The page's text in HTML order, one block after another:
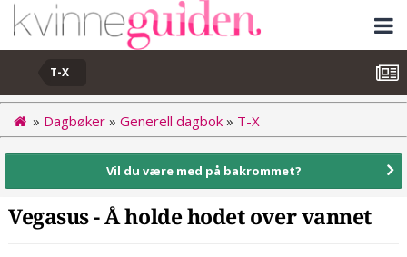
T-X
» Dagbøker » Generell dagbok » T-X
Vil du være med på bakrommet?
Vegasus - Å holde hodet over vannet